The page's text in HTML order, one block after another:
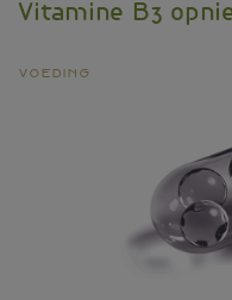
het
Vitamine B3
Voeding